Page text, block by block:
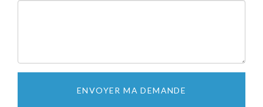
ENVOYER MA DEMANDE